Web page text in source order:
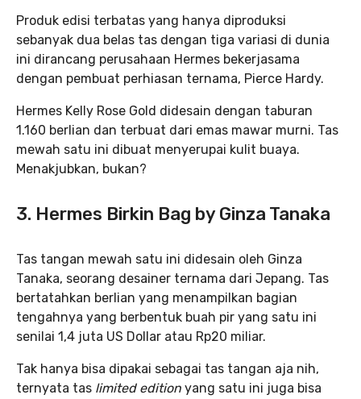
Produk edisi terbatas yang hanya diproduksi
sebanyak dua belas tas dengan tiga variasi di dunia
ini dirancang perusahaan Hermes bekerjasama
dengan pembuat perhiasan ternama, Pierce Hardy.
Hermes Kelly Rose Gold didesain dengan taburan
1.160 berlian dan terbuat dari emas mawar murni. Tas
mewah satu ini dibuat menyerupai kulit buaya.
Menakjubkan, bukan?
3. Hermes Birkin Bag by Ginza Tanaka
Tas tangan mewah satu ini didesain oleh Ginza
Tanaka, seorang desainer ternama dari Jepang. Tas
bertatahkan berlian yang menampilkan bagian
tengahnya yang berbentuk buah pir yang satu ini
senilai 1,4 juta US Dollar atau Rp20 miliar.
Tak hanya bisa dipakai sebagai tas tangan aja nih,
ternyata tas limited edition yang satu ini juga bisa